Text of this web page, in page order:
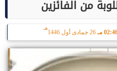
من الفائزين
مـ 26 جمادى أول 1446
هـ